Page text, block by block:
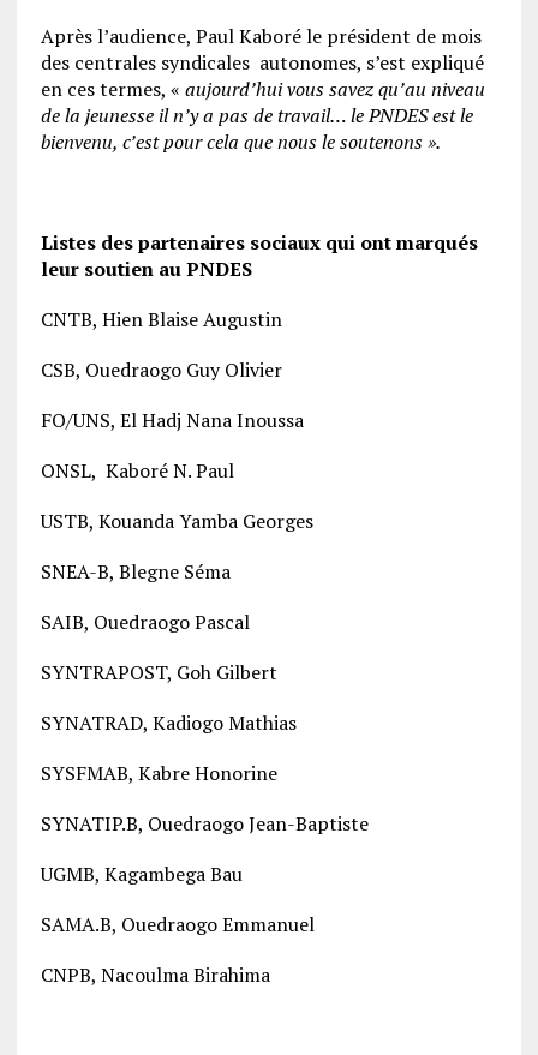
Après l’audience, Paul Kaboré le président de mois
des centrales syndicales autonomes, s’est expliqué
en ces termes, « aujourd’hui vous savez qu’au niveau
de la jeunesse il n’y a pas de travail… le PNDES est le
bienvenu, c’est pour cela que nous le soutenons ».
Listes des partenaires sociaux qui ont marqués
leur soutien au PNDES
CNTB, Hien Blaise Augustin
CSB, Ouedraogo Guy Olivier
FO/UNS, El Hadj Nana Inoussa
ONSL, Kaboré N. Paul
USTB, Kouanda Yamba Georges
SNEA-B, Blegne Séma
SAIB, Ouedraogo Pascal
SYNTRAPOST, Goh Gilbert
SYNATRAD, Kadiogo Mathias
SYSFMAB, Kabre Honorine
SYNATIP.B, Ouedraogo Jean-Baptiste
UGMB, Kagambega Bau
SAMA.B, Ouedraogo Emmanuel
CNPB, Nacoulma Birahima